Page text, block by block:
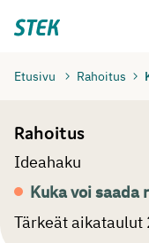
suoraan
Stek
Etusivu Rahoitus
Rahoitus
Ideahaku
Kuka voi saada
Tärkeät aikataulut